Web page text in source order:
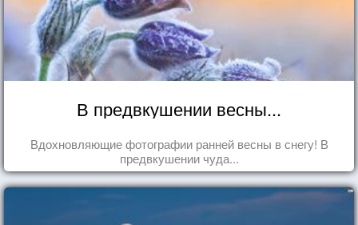
В предвкушении весны...
Вдохновляющие фотографии ранней весны в снегу! В
предвкушении чуда...